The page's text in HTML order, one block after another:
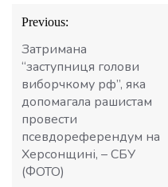
Навігація
записів
Previous:
Затримана
“заступниця голови
виборчкому рф”, яка
допомагала рашистам
провести
псевдореферендум на
Херсонщині, – СБУ
(ФОТО)